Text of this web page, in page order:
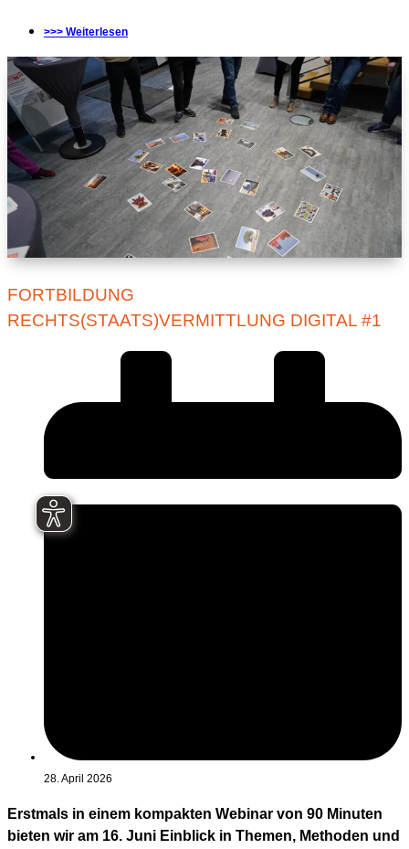
>>> Weiterlesen
FORTBILDUNG
RECHTS(STAATS)VERMITTLUNG DIGITAL #1
28. April 2026
Erstmals in einem kompakten Webinar von 90 Minuten
bieten wir am 16. Juni Einblick in Themen, Methoden und